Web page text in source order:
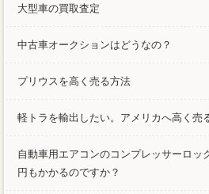
大型車の買取査定
中古車オークションはどうなの？
プリウスを高く売る方法
軽トラを輸出したい。アメリカへ高く売
自動車用エアコンのコンプレッサーロッ
円もかかるのですか？